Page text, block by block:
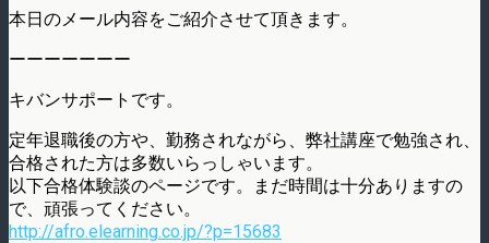
本日のメール内容をご紹介させて頂きます。
ーーーーーーー
キバンサポートです。
定年退職後の方や、勤務されながら、弊社講座で勉強され、
合格された方は多数いらっしゃいます。
以下合格体験談のページです。まだ時間は十分ありますの
で、頑張ってください。
http://afro.elearning.co.jp/?p=15683